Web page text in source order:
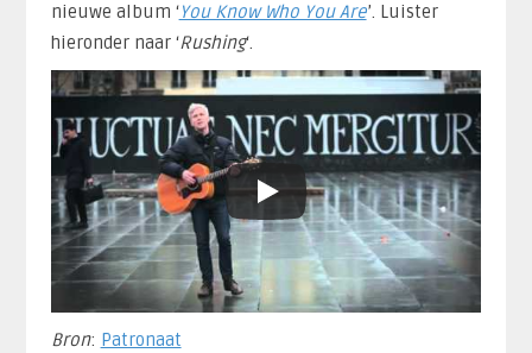
nieuwe album ‘You Know Who You Are’. Luister
hieronder naar ‘Rushing‘.
Bron: Patronaat